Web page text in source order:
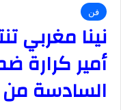
فن
نينا مغربي
أمير كرارة
السادسة